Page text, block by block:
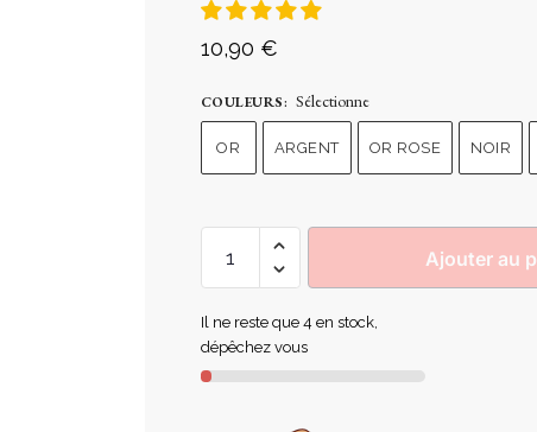
10,90 €
COULEURS: Sélectionne
OR ARGENT OR ROSE NOIR
Ajouter au
Il ne reste que 4 en stock,
dépêchez vous